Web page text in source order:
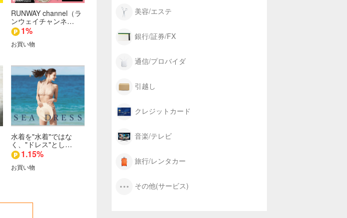
RUNWAY channel（ラ
ンウェイチャンネ…
1%
お買い物
水着を"水着"ではな
く、"ドレス"とし…
1.15%
お買い物
美容/エステ
銀行/証券/FX
通信/プロバイダ
引越し
クレジットカード
音楽/テレビ
旅行/レンタカー
その他(サービス)